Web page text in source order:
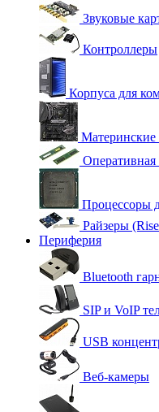
Звуковые
Контроллеры
Корпуса для
Материнские
Оперативная
Процессоры
Райзеры
Периферия
Bluetooth
SIP и VoIP
USB
Веб-камеры